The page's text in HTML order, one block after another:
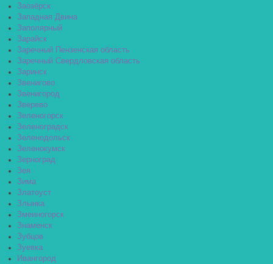
Заозёрск
Западная Двина
Заполярный
Зарайск
Заречный Пензенская область
Заречный Свердловская область
Заринск
Звенигово
Звенигород
Зверево
Зеленогорск
Зеленоградск
Зеленодольск
Зеленокумск
Зерноград
Зея
Зима
Златоуст
Злынка
Змеиногорск
Знаменск
Зубцов
Зуевка
Ивангород